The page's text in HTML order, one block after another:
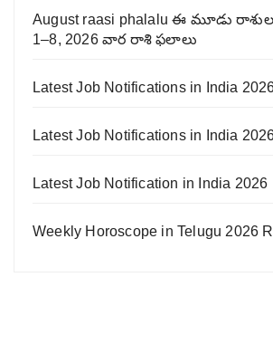
August raasi phalalu ఈ మూడు
1–8, 2026 వార రాశి ఫలాలు
Latest Job Notifications in India
Latest Job Notifications in India
Latest Job Notification in India 2026
Weekly Horoscope in Telugu 2026